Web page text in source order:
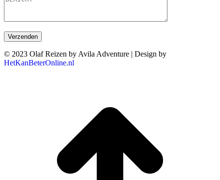
© 2023 Olaf Reizen by Avila Adventure | Design by
HetKanBeterOnline.nl